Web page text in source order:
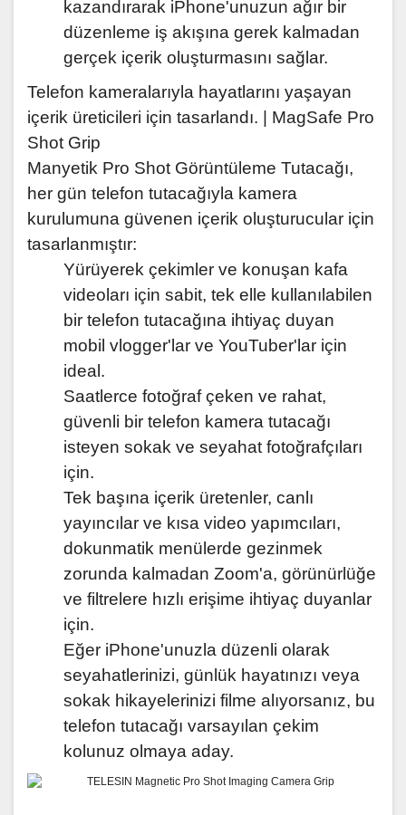
kazandırarak iPhone'unuzun ağır bir
düzenleme iş akışına gerek kalmadan
gerçek içerik oluşturmasını sağlar.
Telefon kameralarıyla hayatlarını yaşayan
içerik üreticileri için tasarlandı. | MagSafe Pro
Shot Grip
Manyetik Pro Shot Görüntüleme Tutacağı,
her gün telefon tutacağıyla kamera
kurulumuna güvenen içerik oluşturucular için
tasarlanmıştır:
Yürüyerek çekimler ve konuşan kafa
videoları için sabit, tek elle kullanılabilen
bir telefon tutacağına ihtiyaç duyan
mobil vlogger'lar ve YouTuber'lar için
ideal.
Saatlerce fotoğraf çeken ve rahat,
güvenli bir telefon kamera tutacağı
isteyen sokak ve seyahat fotoğrafçıları
için.
Tek başına içerik üretenler, canlı
yayıncılar ve kısa video yapımcıları,
dokunmatik menülerde gezinmek
zorunda kalmadan Zoom'a, görünürlüğe
ve filtrelere hızlı erişime ihtiyaç duyanlar
için.
Eğer iPhone'unuzla düzenli olarak
seyahatlerinizi, günlük hayatınızı veya
sokak hikayelerinizi filme alıyorsanız, bu
telefon tutacağı varsayılan çekim
kolunuz olmaya aday.